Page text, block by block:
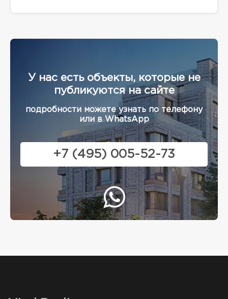
У нас есть объекты, которые не
публикуются на сайте
подробности можете узнать по телефону
или в WhatsApp
+7 (495) 005-52-73